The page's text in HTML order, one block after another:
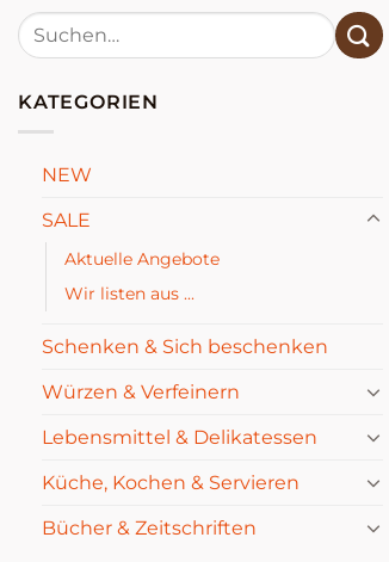
Suchen
nach:
KATEGORIEN
NEW
SALE
Aktuelle Angebote
Wir listen aus ...
Schenken & Sich beschenken
Würzen & Verfeinern
Lebensmittel & Delikatessen
Küche, Kochen & Servieren
Bücher & Zeitschriften